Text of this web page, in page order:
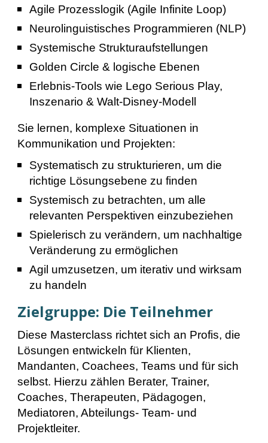
Agile Prozesslogik (Agile Infinite Loop)
Neurolinguistisches Programmieren (NLP)
Systemische Strukturaufstellungen
Golden Circle & logische Ebenen
Erlebnis-Tools wie Lego Serious Play,
Inszenario & Walt-Disney-Modell
Sie lernen, komplexe Situationen in
Kommunikation und Projekten:
Systematisch zu strukturieren, um die
richtige Lösungsebene zu finden
Systemisch zu betrachten, um alle
relevanten Perspektiven einzubeziehen
Spielerisch zu verändern, um nachhaltige
Veränderung zu ermöglichen
Agil umzusetzen, um iterativ und wirksam
zu handeln
Zielgruppe: Die Teilnehmer
Diese Masterclass richtet sich an Profis, die
Lösungen entwickeln für Klienten,
Mandanten, Coachees, Teams und für sich
selbst. Hierzu zählen Berater, Trainer,
Coaches, Therapeuten, Pädagogen,
Mediatoren, Abteilungs- Team- und
Projektleiter.